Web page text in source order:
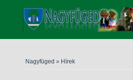
Nagyfüged » Hírek